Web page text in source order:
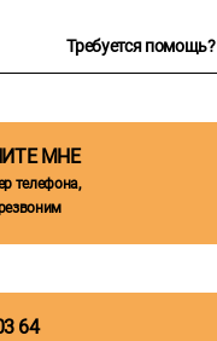
Требуется помощь?
МНЕ
телефона,
64